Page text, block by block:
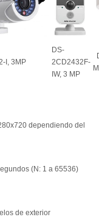
I, 3MP
DS-
2CD2432F-
IW, 3 MP
dependiendo del
(N: 1 a 65536)
de exterior